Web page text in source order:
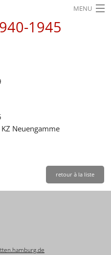
MENU
1945
Neuengamme
retour à la liste